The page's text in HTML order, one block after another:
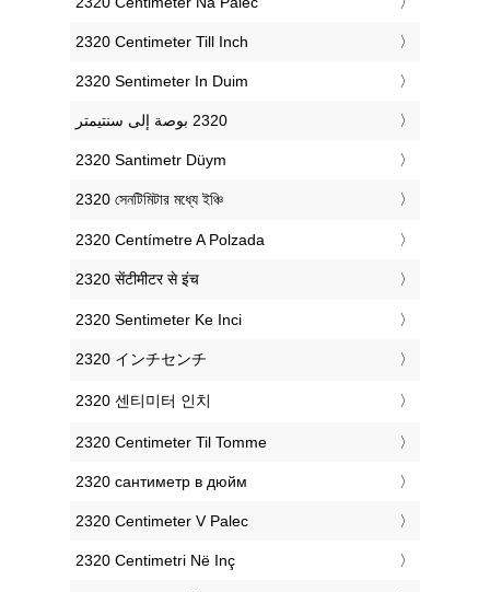
‎2320 Centimeter Till Inch
‎2320 Sentimeter In Duim
‎2320 Santimetr Düym
‎2320 সেনটিমিটার মধ্যে ইঞ্চি
‎2320 Centímetre A Polzada
‎2320 सेंटीमीटर से इंच
‎2320 Sentimeter Ke Inci
‎2320 インチセンチ
‎2320 센티미터 인치
‎2320 Centimeter Til Tomme
‎2320 сантиметр в дюйм
‎2320 Centimeter V Palec
‎2320 Centimetri Në Inç